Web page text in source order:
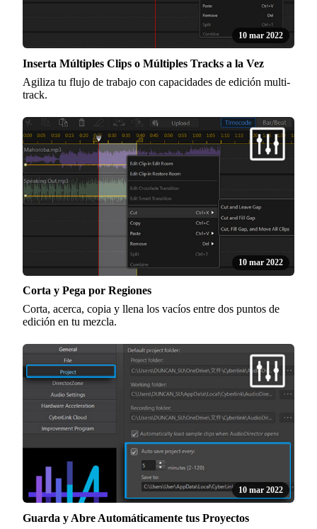
10 mar 2022
Inserta Múltiples Clips o Múltiples Tracks a la Vez
Agiliza tu flujo de trabajo con capacidades de edición multi-
track.
10 mar 2022
Corta y Pega por Regiones
Corta, acerca, copia y llena los vacíos entre dos puntos de
edición en tu mezcla.
10 mar 2022
Guarda y Abre Automáticamente tus Proyectos